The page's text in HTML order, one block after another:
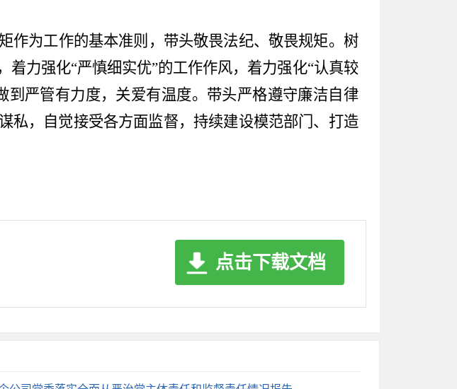
作为工作的基本准则，带头敬畏法纪、敬畏规矩。树
着力强化“严慎细实优”的工作作风，着力强化“认真较
严管有力度，关爱有温度。带头严格遵守廉洁自律
私，自觉接受各方面监督，持续建设模范部门、打造
点击下载文档